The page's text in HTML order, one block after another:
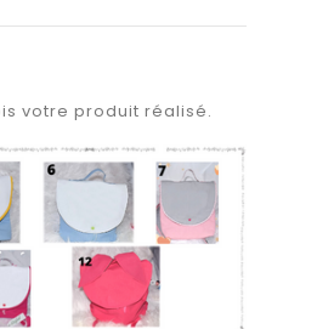
votre produit réalisé.